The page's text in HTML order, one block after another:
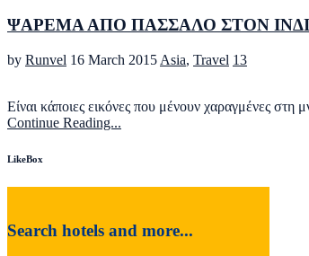
ΨΑΡΕΜΑ ΑΠΟ ΠΑΣΣΑΛΟ ΣΤΟΝ
by Runvel 16 March 2015 Asia, Travel 13
Είναι κάποιες εικόνες που μένουν χαραγμένες στη
Continue Reading...
LikeBox
Search hotels and more...